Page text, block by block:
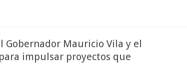
Gobernador Mauricio Vila y el
impulsar proyectos que